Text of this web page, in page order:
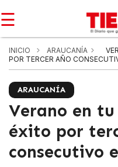
☰
INICIO ARAUCANÍA
POR TERCER AÑO
ARAUCANÍA
Verano en
éxito por
consecutivo